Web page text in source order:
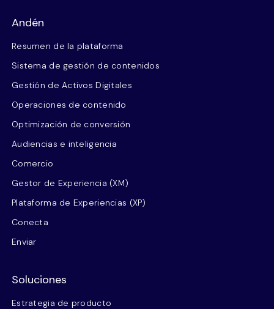
Andén
Resumen de la plataforma
Sistema de gestión de contenidos
Gestión de Activos Digitales
Operaciones de contenido
Optimización de conversión
Audiencias e inteligencia
Comercio
Gestor de Experiencia (XM)
Plataforma de Experiencias (XP)
Conecta
Enviar
Soluciones
Estrategia de producto